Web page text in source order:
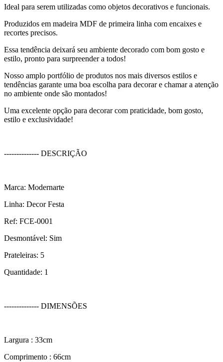
Ideal para serem utilizadas como objetos decorativos e funcionais.
Produzidos em madeira MDF de primeira linha com encaixes e
recortes precisos.
Essa tendência deixará seu ambiente decorado com bom gosto e
estilo, pronto para surpreender a todos!
Nosso amplo portfólio de produtos nos mais diversos estilos e
tendências garante uma boa escolha para decorar e chamar a atenção
no ambiente onde são montados!
Uma excelente opção para decorar com praticidade, bom gosto,
estilo e exclusividade!
-------------- DESCRIÇÃO
Marca: Modernarte
Linha: Decor Festa
Ref: FCE-0001
Desmontável: Sim
Prateleiras: 5
Quantidade: 1
-------------- DIMENSÕES
Largura : 33cm
Comprimento : 66cm